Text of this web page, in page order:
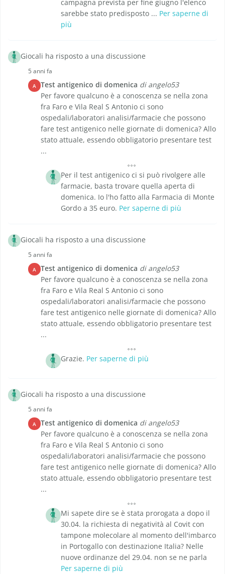
campagna prevista per fine giugno l'elenco
sarebbe stato predisposto ... Per saperne di
più
Giocali ha risposto a una discussione
5 anni fa
A Test antigenico di domenica di angelo53
Per favore qualcuno è a conoscenza se nella zona
fra Faro e Vila Real S Antonio ci sono
ospedali/laboratori analisi/farmacie che possono
fare test antigenico nelle giornate di domenica? Allo
stato attuale, essendo obbligatorio presentare test
...
Per il test antigenico ci si può rivolgere alle
farmacie, basta trovare quella aperta di
domenica. Io l'ho fatto alla Farmacia di Monte
Gordo a 35 euro. Per saperne di più
Giocali ha risposto a una discussione
5 anni fa
A Test antigenico di domenica di angelo53
Per favore qualcuno è a conoscenza se nella zona
fra Faro e Vila Real S Antonio ci sono
ospedali/laboratori analisi/farmacie che possono
fare test antigenico nelle giornate di domenica? Allo
stato attuale, essendo obbligatorio presentare test
...
Grazie. Per saperne di più
Giocali ha risposto a una discussione
5 anni fa
A Test antigenico di domenica di angelo53
Per favore qualcuno è a conoscenza se nella zona
fra Faro e Vila Real S Antonio ci sono
ospedali/laboratori analisi/farmacie che possono
fare test antigenico nelle giornate di domenica? Allo
stato attuale, essendo obbligatorio presentare test
...
Mi sapete dire se è stata prorogata a dopo il
30.04. la richiesta di negatività al Covit con
tampone molecolare al momento dell'imbarco
in Portogallo con destinazione Italia? Nelle
nuove ordinanze del 29.04. non se ne parla
Per saperne di più